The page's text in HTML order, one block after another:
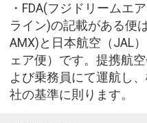
・FDA(フジドリームエ
ライン)の記載がある便
AMX)と日本航空（JAL
ェア便）です。提携航
よび乗務員にて運航し
社の基準に則ります。